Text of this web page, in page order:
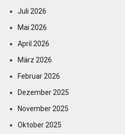
Juli 2026
Mai 2026
April 2026
März 2026
Februar 2026
Dezember 2025
November 2025
Oktober 2025